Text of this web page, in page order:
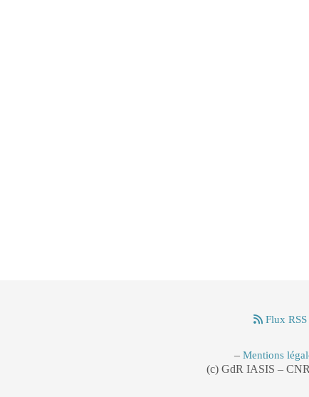
Flux RSS
– Mentions
(c) GdR IASIS –